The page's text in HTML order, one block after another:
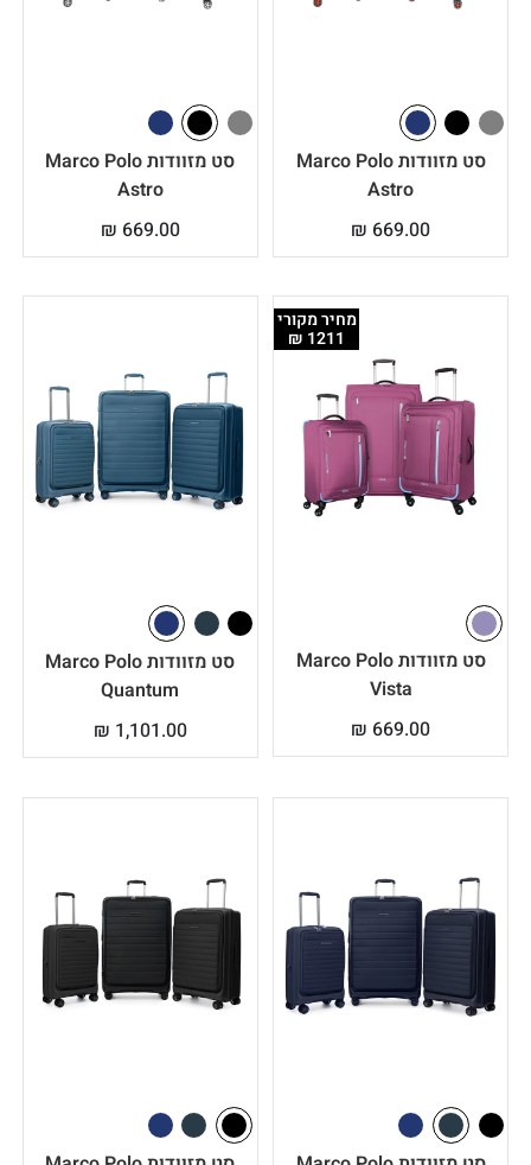
סט מזוודות Marco Polo
Astro
₪ 669.00
סט מזוודות Marco Polo
Astro
₪ 669.00
מחיר מקורי
1211 ₪
סט מזוודות Marco Polo
Vista
₪ 669.00
סט מזוודות Marco Polo
Quantum
₪ 1,101.00